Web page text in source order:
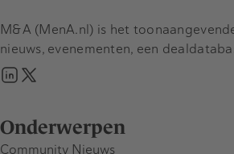
Onderwerpen
Community Nieuws
M&A (MenA.nl) is het
nieuws, evenementen, een